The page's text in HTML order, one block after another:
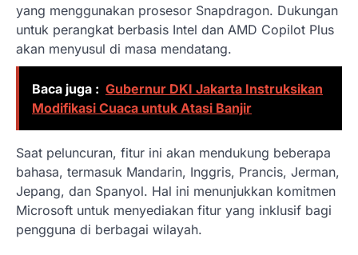
yang menggunakan prosesor Snapdragon. Dukungan
untuk perangkat berbasis Intel dan AMD Copilot Plus
akan menyusul di masa mendatang.
Baca juga : Gubernur DKI Jakarta Instruksikan
Modifikasi Cuaca untuk Atasi Banjir
Saat peluncuran, fitur ini akan mendukung beberapa
bahasa, termasuk Mandarin, Inggris, Prancis, Jerman,
Jepang, dan Spanyol. Hal ini menunjukkan komitmen
Microsoft untuk menyediakan fitur yang inklusif bagi
pengguna di berbagai wilayah.